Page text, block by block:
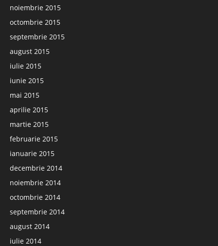
noiembrie 2015
octombrie 2015
septembrie 2015
august 2015
iulie 2015
iunie 2015
mai 2015
aprilie 2015
martie 2015
februarie 2015
ianuarie 2015
decembrie 2014
noiembrie 2014
octombrie 2014
septembrie 2014
august 2014
iulie 2014